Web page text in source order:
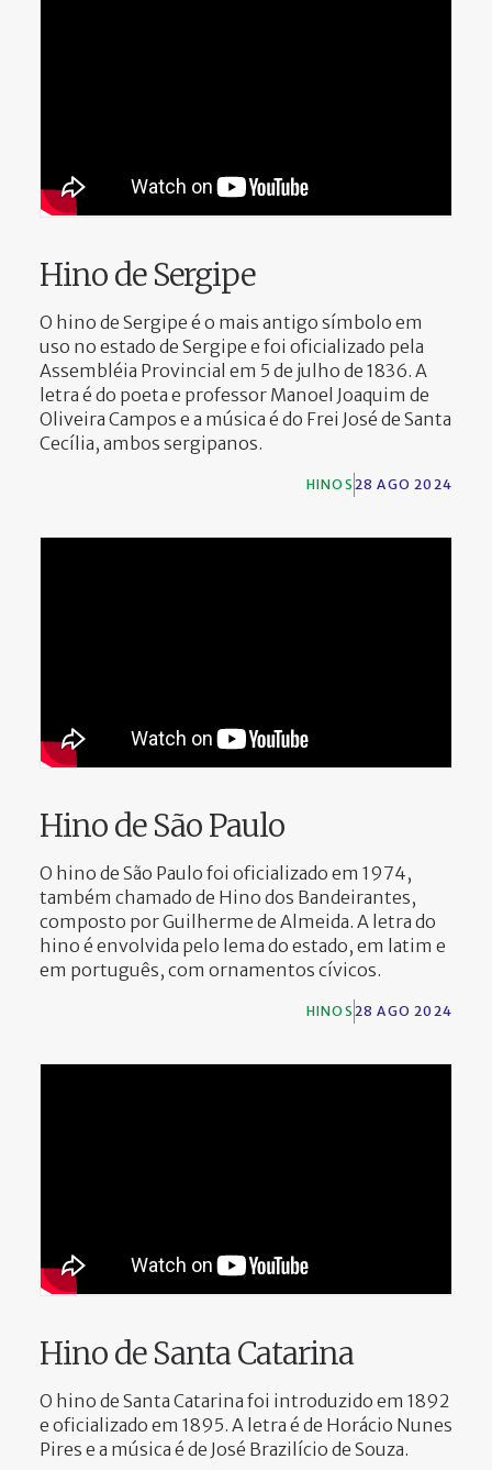
Hino de Sergipe
O hino de Sergipe é o mais antigo símbolo em
uso no estado de Sergipe e foi oficializado pela
Assembléia Provincial em 5 de julho de 1836. A
letra é do poeta e professor Manoel Joaquim de
Oliveira Campos e a música é do Frei José de Santa
Cecília, ambos sergipanos.
28 AGO 2024
HINOS
Hino de São Paulo
O hino de São Paulo foi oficializado em 1974,
também chamado de Hino dos Bandeirantes,
composto por Guilherme de Almeida. A letra do
hino é envolvida pelo lema do estado, em latim e
em português, com ornamentos cívicos.
28 AGO 2024
HINOS
Hino de Santa Catarina
O hino de Santa Catarina foi introduzido em 1892
e oficializado em 1895. A letra é de Horácio Nunes
Pires e a música é de José Brazilício de Souza.